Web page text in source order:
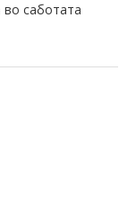
во саботата